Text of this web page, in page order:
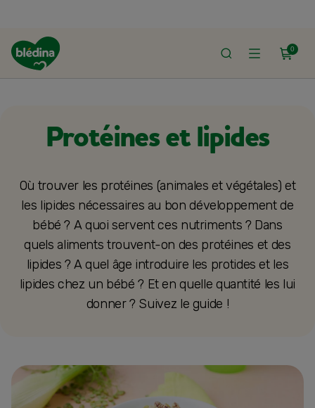
0
ACCUEIL
Protéines et lipides
Où trouver les protéines (animales et végétales) et
les lipides nécessaires au bon développement de
bébé ? A quoi servent ces nutriments ? Dans
quels aliments trouvent-on des protéines et des
lipides ? A quel âge introduire les protides et les
lipides chez un bébé ? Et en quelle quantité les lui
donner ? Suivez le guide !